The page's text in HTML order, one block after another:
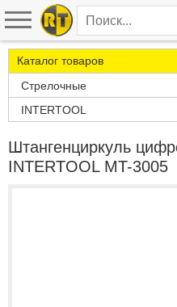
Каталог товаров
Стрелочные
INTERTOOL
Штангенциркуль
INTERTOOL MT-3005